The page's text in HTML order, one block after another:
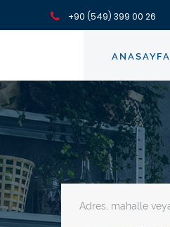
+90 (549) 399 00 26
ANASAYFA